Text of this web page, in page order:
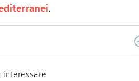
.
nel quale trovi idee veloci,
interessare